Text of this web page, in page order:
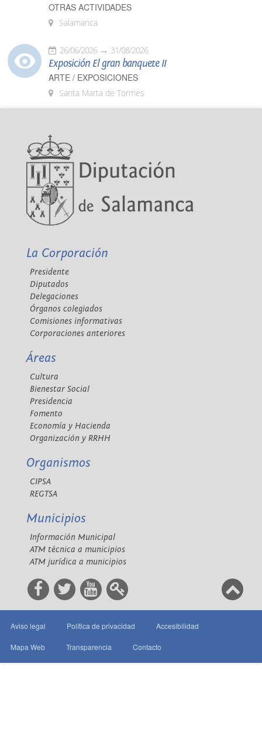
OTRAS ACTIVIDADES
Salamanca
26/06/2026 31/08/2026
Exposición El gran banquete II
ARTE / EXPOSICIONES
Santa Marta de Tormes
La Corporación
Presidente
Diputados
Delegaciones
Órganos colegiados
Comisiones informativas
Corporaciones anteriores
Áreas
Cultura
Bienestar Social
Presidencia
Fomento
Economía y Hacienda
Organización y RRHH
Organismos
CIPSA
REGTSA
Municipios
Información Municipal
ATM técnica a municipios
ATM jurídica a municipios
Aviso legal Política de privacidad Accesibilidad
Mapa Web Transparencia Contacto